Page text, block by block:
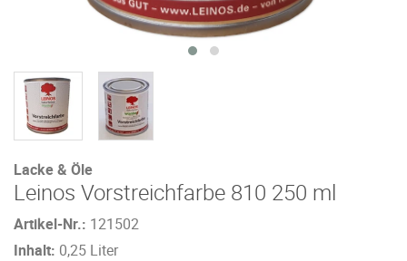
Lacke & Öle
Leinos Vorstreichfarbe 810 250 ml
Artikel-Nr.: 121502
Inhalt: 0,25 Liter